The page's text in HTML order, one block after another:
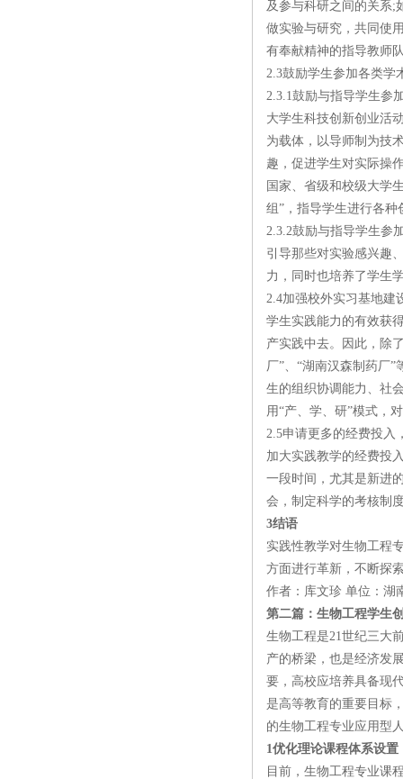
及参与科研之间的关系;
做实验与研究，共同使
有奉献精神的指导教师
2.3鼓励学生参加各类学
2.3.1鼓励与指导学生参
大学生科技创新创业活
为载体，以导师制为技
趣，促进学生对实际操
国家、省级和校级大学
组”，指导学生进行各
2.3.2鼓励与指导学生参
引导那些对实验感兴趣
力，同时也培养了学生
2.4加强校外实习基地建
学生实践能力的有效获
产实践中去。因此，除
厂”、“湖南汉森制药厂
生的组织协调能力、社
用“产、学、研”模式，
2.5申请更多的经费投入
加大实践教学的经费投
一段时间，尤其是新进
会，制定科学的考核制
3结语
实践性教学对生物工程
方面进行革新，不断探
作者：库文珍 单位：湖
第二篇：生物工程学生
生物工程是21世纪三大
产的桥梁，也是经济发
要，高校应培养具备现
是高等教育的重要目标
的生物工程专业应用型
1优化理论课程体系设置
目前，生物工程专业课